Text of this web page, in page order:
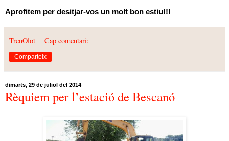
Aprofitem per desitjar-vos un molt bon estiu!!!
TrenOlot Cap comentari:
Comparteix
dimarts, 29 de juliol del 2014
Rèquiem per l’estació de Bescanó